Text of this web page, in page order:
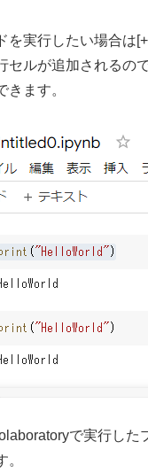
を実行したい場合は
セルが追加されるの
きます。
で実行した